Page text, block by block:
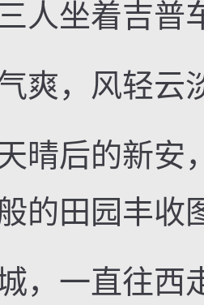
人坐着吉普
，风轻云
后的新安
的田园丰收
一直往西走